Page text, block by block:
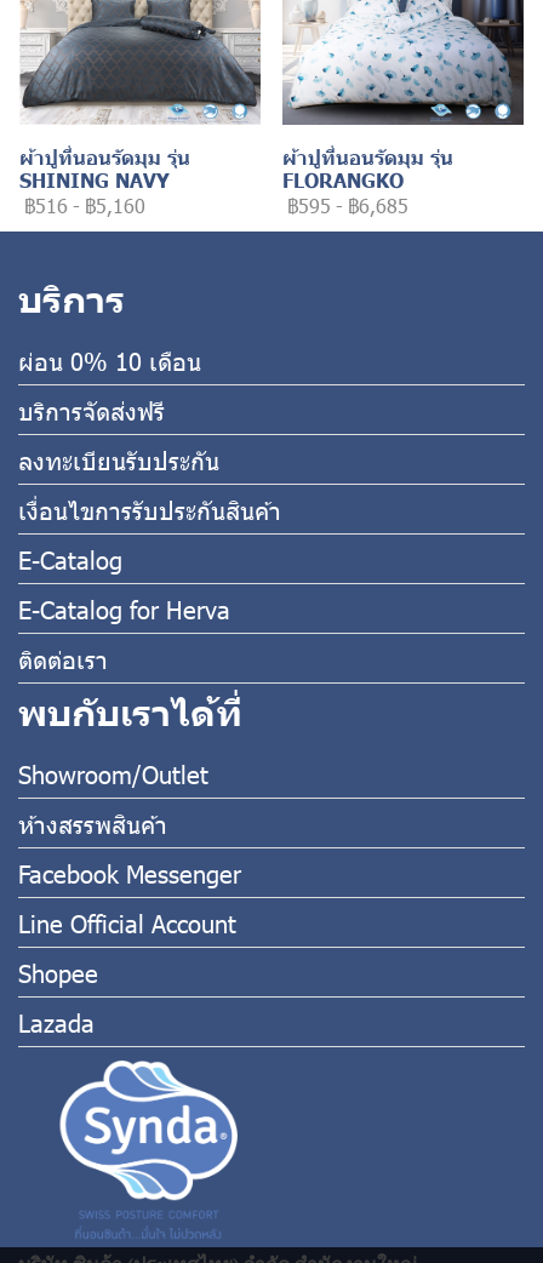
ผ้าปูที่นอนรัดมุม รุ่น
SHINING NAVY
฿516 - ฿5,160
ผ้าปูที่นอนรัดมุม รุ่น
FLORANGKO
฿595 - ฿6,685
บริการ
ผ่อน 0% 10 เดือน
บริการจัดส่งฟรี
ลงทะเบียนรับประกัน
เงื่อนไขการรับประกันสินค้า
E-Catalog
E-Catalog for Herva
ติดต่อเรา
พบกับเราได้ที่
Showroom/Outlet
ห้างสรรพสินค้า
Facebook Messenger
Line Official Account
Shopee
Lazada